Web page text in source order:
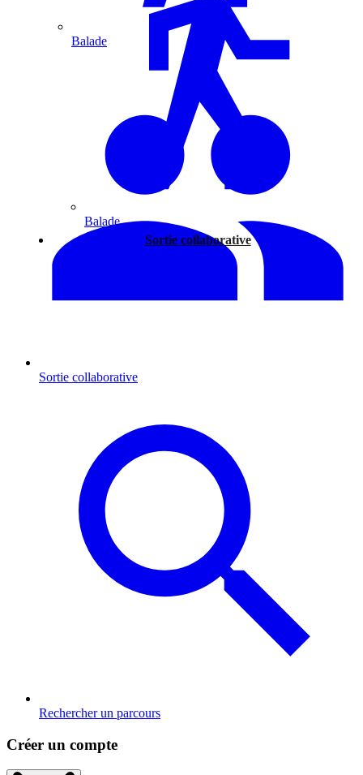
Balade
Sortie collaborative
Balade
Sortie collaborative
Rechercher un parcours
Créer un compte